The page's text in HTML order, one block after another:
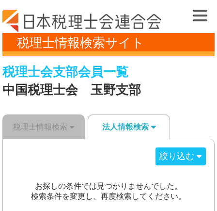
税理士情報検索サイト
税理士会支部会員一覧
中国税理士会 玉野支部
税理士情報検索 法人情報検索
絞り込む
お探しの条件では見つかりませんでした。
検索条件を変更し、再度検索してください。